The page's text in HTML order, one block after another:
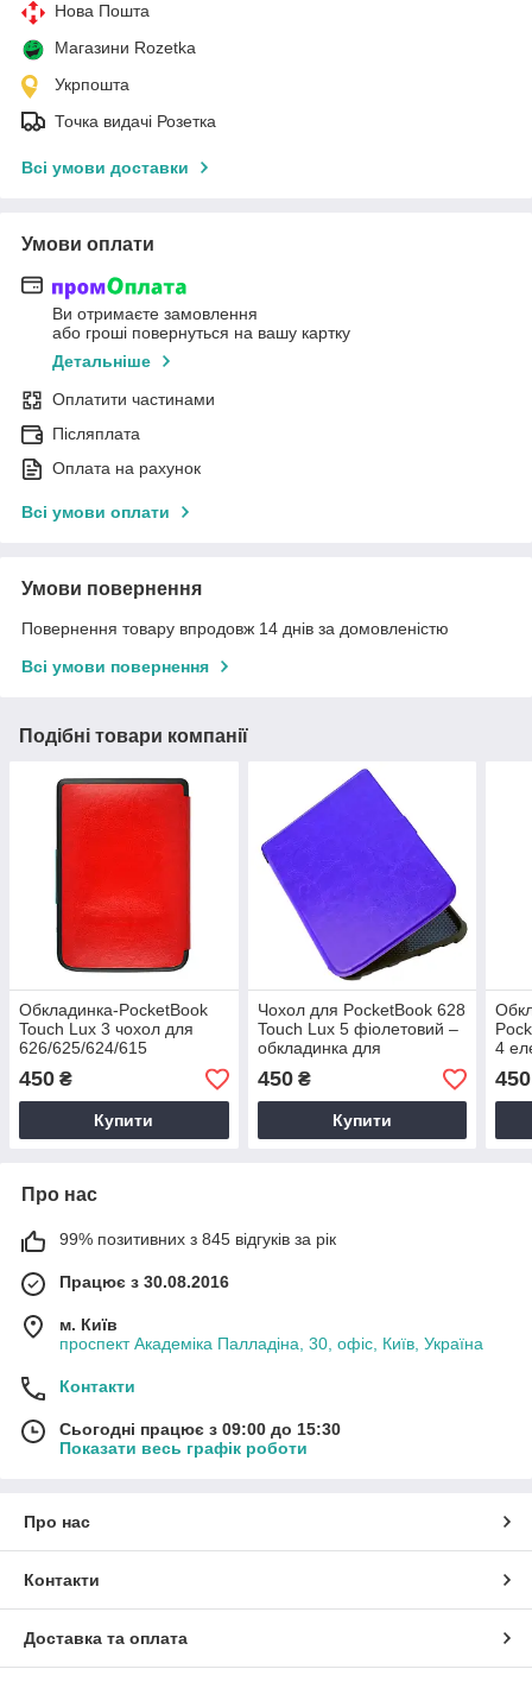
Нова Пошта
Магазини Rozetka
Укрпошта
Точка видачі Розетка
Всі умови доставки
Умови оплати
Ви отримаєте замовлення
або гроші повернуться на вашу картку
Детальніше
Оплатити частинами
Післяплата
Оплата на рахунок
Всі умови оплати
Умови повернення
Повернення товару впродовж 14 днів за домовленістю
Всі умови повернення
Подібні товари компанії
Обкладинка-PocketBook
Touch Lux 3 чохол для
626/625/624/615
електронної книги – колір
червоний
450 ₴
Купити
Чохол для PocketBook 628
Touch Lux 5 фіолетовий –
обкладинка для
електронної книги
Покетбук
450₴
Купити
4
450
Про нас
99% позитивних з 845 відгуків за рік
Працює з 30.08.2016
м. Київ
проспект Академіка Палладіна, 30, офіс, Київ, Україна
Контакти
Сьогодні працює з 09:00 до 15:30
Показати весь графік роботи
Про нас
Контакти
Доставка та оплата